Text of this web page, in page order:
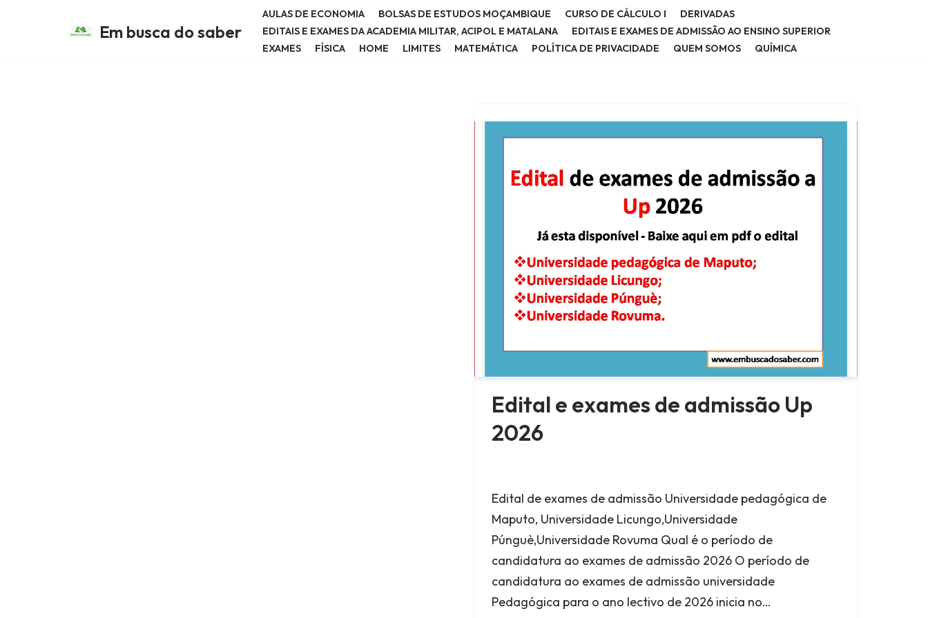
Em busca do saber
AULAS DE ECONOMIA BOLSAS DE ESTUDOS MOÇAMBIQUE CURSO DE CÁLCULO I
DERIVADAS
EDITAIS E EXAMES DA ACADEMIA MILITAR, ACIPOL E MATALANA
EDITAIS E EXAMES DE ADMISSÃO AO ENSINO SUPERIOR
EXAMES
FÍSICA HOME LIMITES MATEMÁTICA POLÍTICA DE PRIVACIDADE QUEM SOMOS QUÍMICA
Edital e exames de admissão Up
2026
Edital de exames de admissão Universidade pedagógica de
Maputo, Universidade Licungo,Universidade
Púnguè,Universidade Rovuma Qual é o período de
candidatura ao exames de admissão 2026 O período de
candidatura ao exames de admissão universidade
Pedagógica para o ano lectivo de 2026 inicia no…